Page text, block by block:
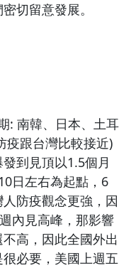
切留意發展。
: 南韓、日本、土耳
疫跟台灣比較接近)
到見頂以1.5個月
日左右為起點，6
防疫觀念更強，因
內見高峰，那影響
高，因此全國外出
必要，美國上週五